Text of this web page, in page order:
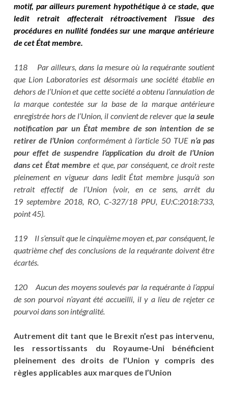
motif, par ailleurs purement hypothétique à ce stade, que
ledit retrait affecterait rétroactivement l’issue des
procédures en nullité fondées sur une marque antérieure
de cet État membre.
118 Par ailleurs, dans la mesure où la requérante soutient
que Lion Laboratories est désormais une société établie en
dehors de l’Union et que cette société a obtenu l’annulation de
la marque contestée sur la base de la marque antérieure
enregistrée hors de l’Union, il convient de relever que la seule
notification par un État membre de son intention de se
retirer de l’Union conformément à l’article 50 TUEn’a pas
pour effet de suspendre l’application du droit de l’Union
dans cet État membre et que, par conséquent, ce droit reste
pleinement en vigueur dans ledit État membre jusqu’à son
retrait effectif de l’Union (voir, en ce sens, arrêt du
19 septembre 2018, RO, C‑327/18 PPU, EU:C:2018:733,
point 45).
119 Il s’ensuit que le cinquième moyen et, par conséquent, le
quatrième chef des conclusions de la requérante doivent être
écartés.
120 Aucun des moyens soulevés par la requérante à l’appui
de son pourvoi n’ayant été accueilli, il y a lieu de rejeter ce
pourvoi dans son intégralité.
Autrement dit tant que le Brexit n’est pas intervenu,
les ressortissants du Royaume-Uni bénéficient
pleinement des droits de l’Union y compris des
règles applicables aux marques de l’Union